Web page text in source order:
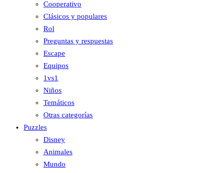
Cooperativo
Clásicos y populares
Rol
Preguntas y respuestas
Escape
Equipos
1vs1
Niños
Temáticos
Otras categorías
Puzzles
Disney
Animales
Mundo